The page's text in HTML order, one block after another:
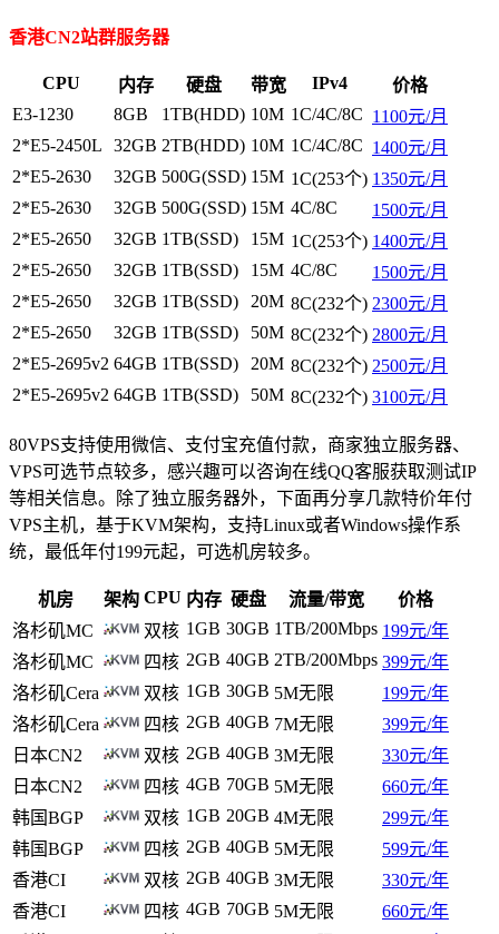
香港CN2站群服务器
CPU 内存 硬盘 带宽 IPv4
价格
E3-1230
8GB 1TB(HDD) 10M 1C/4C/8C 1100元/月
2*E5-2450L
32GB 2TB(HDD) 10M 1C/4C/8C 1400元/月
2*E5-2630
32GB 500G(SSD) 15M 1C(253个) 1350元/月
2*E5-2630
32GB 500G(SSD) 15M 4C/8C
1500元/月
2*E5-2650
32GB 1TB(SSD) 15M 1C(253个) 1400元/月
2*E5-2650
32GB 1TB(SSD) 15M 4C/8C
1500元/月
2*E5-2650
32GB 1TB(SSD) 20M 8C(232个) 2300元/月
2*E5-2650
32GB 1TB(SSD) 50M 8C(232个) 2800元/月
2*E5-2695v2 64GB 1TB(SSD) 20M 8C(232个) 2500元/月
2*E5-2695v2 64GB 1TB(SSD) 50M 8C(232个) 3100元/月
80VPS支持使用微信、支付宝充值付款，商家独立服务器、
VPS可选节点较多，感兴趣可以咨询在线QQ客服获取测试IP
等相关信息。除了独立服务器外，下面再分享几款特价年付
VPS主机，基于KVM架构，支持Linux或者Windows操作系
统，最低年付199元起，可选机房较多。
机房 架构 CPU 内存 硬盘 流量/带宽
价格
洛杉矶MC
双核 1GB 30GB 1TB/200Mbps 199元/年
洛杉矶MC
四核 2GB 40GB 2TB/200Mbps 399元/年
洛杉矶Cera
双核 1GB 30GB 5M无限
199元/年
洛杉矶Cera
四核 2GB 40GB 7M无限
399元/年
日本CN2
双核 2GB 40GB 3M无限
330元/年
日本CN2
四核 4GB 70GB 5M无限
660元/年
韩国BGP
双核 1GB 20GB 4M无限
299元/年
韩国BGP
四核 2GB 40GB 5M无限
599元/年
香港CI
双核 2GB 40GB 3M无限
330元/年
香港CI
四核 4GB 70GB 5M无限
660元/年